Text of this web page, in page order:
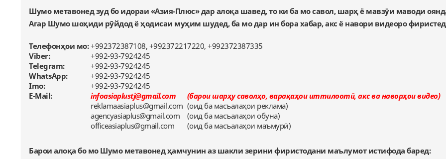
Шумо метавонед зуд бо идораи «Азия-Плюс» дар алоқа шавед, то ки ба мо савол, шарҳ ё мавзӯи маводи
Агар Шумо шоҳиди рӯйдод ё ҳодисаи муҳим шудед, ба мо дар ин бора хабар, акс ё навори видеоро
Телефонҳои мо: +992372387108, +992372217220, +992372387335
Viber:
+992-93-7924245
Telegram:
+992-93-7924245
WhatsApp:
+992-93-7924245
Imo:
+992-93-7924245
E-Mail:
infoasiaplustj@gmail.com
(барои шарҳу саволҳо, варақаҳои иттилоотӣ, акс ва наворҳои видео)
reklamaasiaplus@gmail.com (оид ба масъалаҳои реклама)
agencyasiaplus@gmail.com
(оид ба масъалаҳои обуна)
officeasiaplus@gmail.com
(оид ба масъалаҳои маъмурӣ)
Барои алоқа бо мо Шумо метавонед ҳамчунин аз шакли зерини фиристодани маълумот истифода баред: